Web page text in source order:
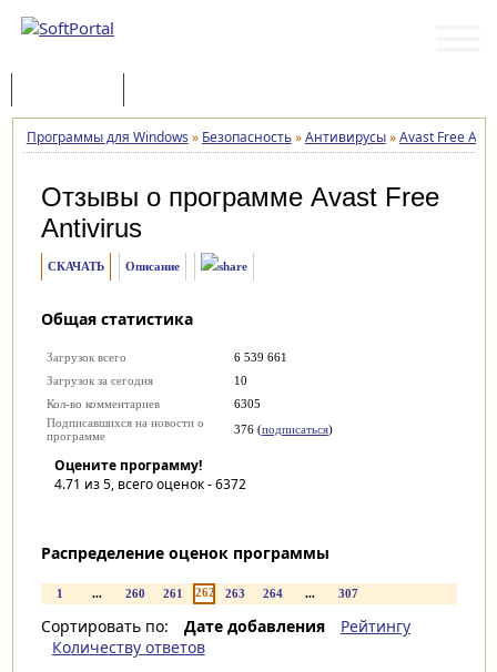
Программы для Windows » Безопасность»Антивирусы»Avast Free
Отзывы о программе Avast Free
Antivirus
СКАЧАТЬ Описание
Общая статистика
Загрузок всего
6 539 661
Загрузок за сегодня
10
Кол-во комментариев
6305
Подписавшихся на новости о
программе
376 (подписаться)
Оцените программу!
4.71 из 5, всего оценок -6372
Распределение оценок программы
1 ... 260 261 262 263 264 ... 307
Сортировать по: Дате добавления
Рейтингу
Количеству ответов